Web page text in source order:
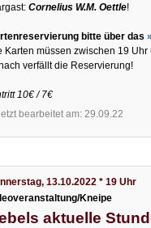
Cornelius W.M. Oettle!
bitte über das
Karten müssen zwischen 19
verfällt die Reservierung!
10€ / 7€
bearbeitet am: 29.09.22
13.10.2022 * 19 Uhr
Kneipe
aktuelle